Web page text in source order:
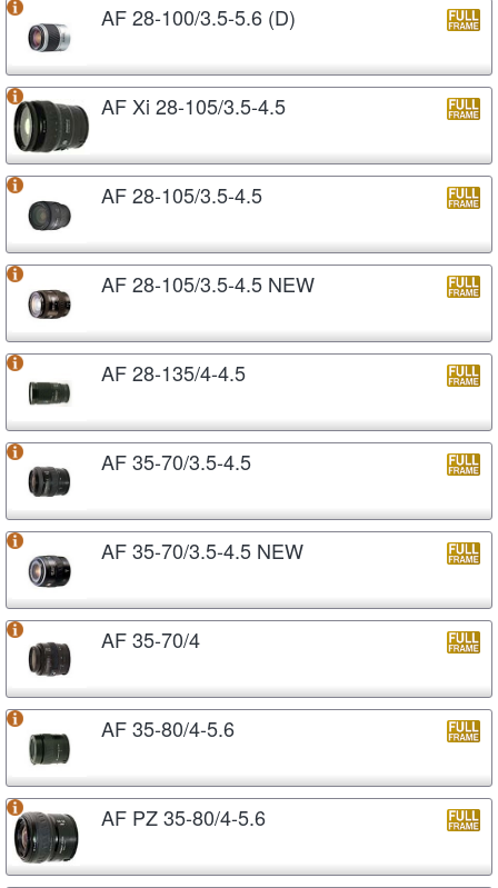
AF 28-100/3.5-5.6 (D)
AF Xi 28-105/3.5-4.5
AF 28-105/3.5-4.5
AF 28-105/3.5-4.5 NEW
AF 28-135/4-4.5
AF 35-70/3.5-4.5
AF 35-70/3.5-4.5 NEW
AF 35-70/4
AF 35-80/4-5.6
AF PZ 35-80/4-5.6